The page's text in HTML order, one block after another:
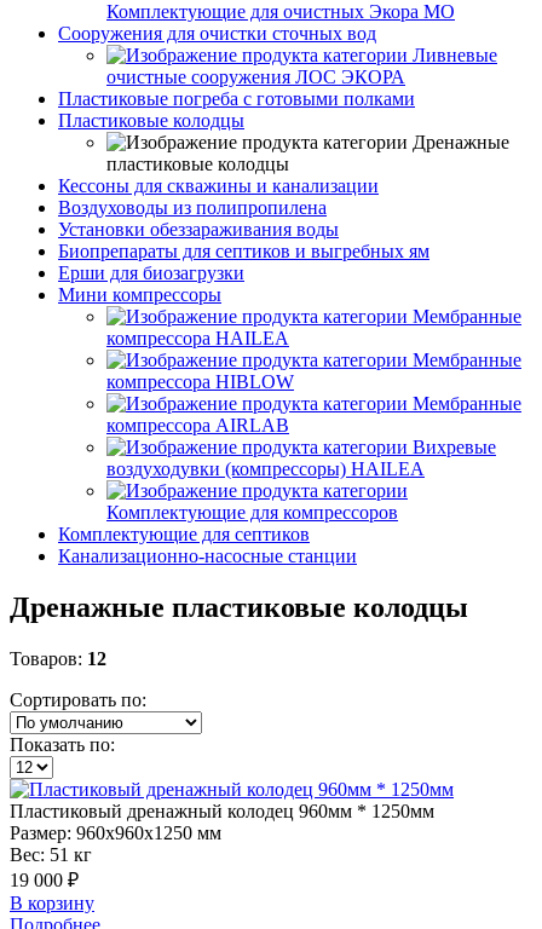
Комплектующие для очистных Экора МО
Сооружения для очистки сточных вод
Ливневые
очистные сооружения ЛОС ЭКОРА
Пластиковые погреба с готовыми полками
Пластиковые колодцы
Дренажные
пластиковые колодцы
Кессоны для скважины и канализации
Воздуховоды из полипропилена
Установки обеззараживания воды
Биопрепараты для септиков и выгребных ям
Ерши для биозагрузки
Мини компрессоры
Мембранные
компрессора HAILEA
Мембранные
компрессора HIBLOW
Мембранные
компрессора AIRLAB
Вихревые
воздуходувки (компрессоры) HAILEA
Комплектующие для компрессоров
Комплектующие для септиков
Канализационно-насосные станции
Дренажные пластиковые колодцы
Товаров: 12
Сортировать по:
Показать по:
Пластиковый дренажный колодец 960мм * 1250мм
Размер: 960x960x1250 мм
Вес: 51 кг
19 000 ₽
В корзину
Подробнее